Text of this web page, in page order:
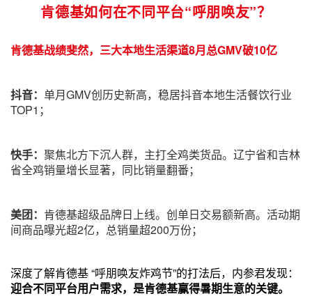
肯德基如何在不同平台“呼朋唤友”？
肯德基战绩斐然，三大本地生活渠道8月总GMV破10亿
抖音： 单月GMV创历史新高，稳居抖音本地生活餐饮行业
TOP1；
快手： 聚焦北方下沉人群，主打全鸡类货品。辽宁省和吉林
省全鸡销量增长显著，同比销量翻番；
美团： 肯德基超级品牌日上线。创单日交易额新高。活动期
间商品曝光超2亿，总销量超200万份；
深度了解肯德基 “呼朋唤友炸鸡节”的打法后，内参君发现：
迎合不同平台用户需求，是肯德基赢得暑期生意的关键。